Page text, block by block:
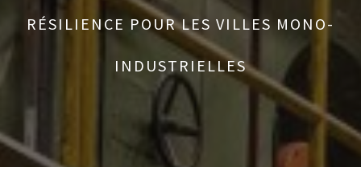
RÉSILIENCE POUR LES VILLES MONO-
INDUSTRIELLES